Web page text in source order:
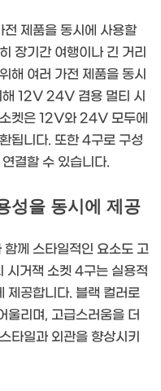
제품을 동시에 사용할
장기간 여행이나 긴 거리
해 여러 가전 제품을 동시
해 12V 24V 겸용 멀티 시
켓은 12V와 24V 모두에
됩니다. 또한 4구로 구성
결할 수 있습니다.
성을 동시에 제공
께 스타일적인 요소도 고
거잭 소켓 4구는 실용적
제공합니다. 블랙 컬러로
울리며, 고급스러움을 더
타일과 외관을 향상시키